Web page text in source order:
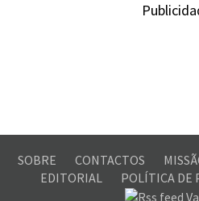
SOBRE CONTACTOS
EDITORIAL
POLÍTICA DE